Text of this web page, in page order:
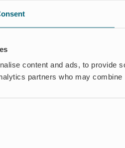
content and ads, to provide
partners who may